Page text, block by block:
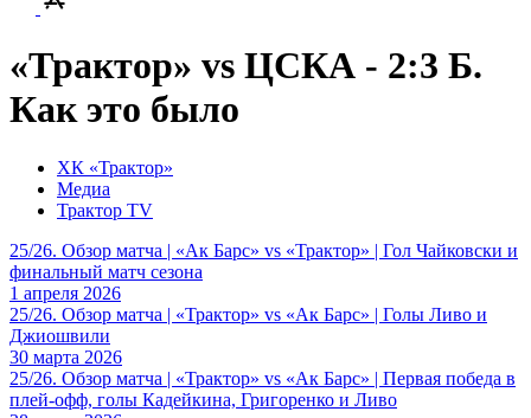
«Трактор» vs ЦСКА - 2:3 Б.
Как это было
ХК «Трактор»
Медиа
Трактор TV
25/26. Обзор матча | «Ак Барс» vs «Трактор» | Гол Чайковски и
финальный матч сезона
1 апреля 2026
25/26. Обзор матча | «Трактор» vs «Ак Барс» | Голы Ливо и
Джиошвили
30 марта 2026
25/26. Обзор матча | «Трактор» vs «Ак Барс» | Первая победа в
плей-офф, голы Кадейкина, Григоренко и Ливо